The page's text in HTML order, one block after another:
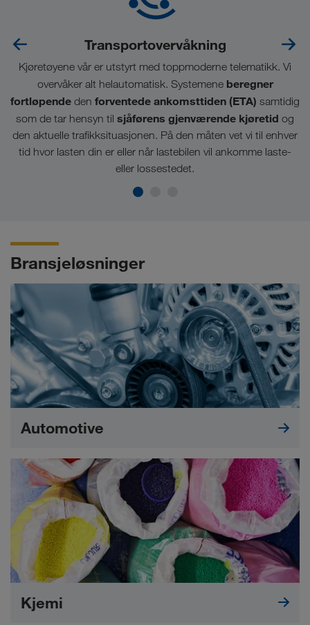
Transportovervåkning
Kjøretøyene vår er utstyrt med toppmoderne telematikk. Vi
overvåker alt helautomatisk. Systemene beregner
fortløpende den forventede ankomsttiden (ETA) samtidig
som de tar hensyn til sjåførens gjenværende kjøretid og
den aktuelle trafikksituasjonen. På den måten vet vi til enhver
tid hvor lasten din er eller når lastebilen vil ankomme laste-
eller lossestedet.
Bransjeløsninger
Automotive
Kjemi